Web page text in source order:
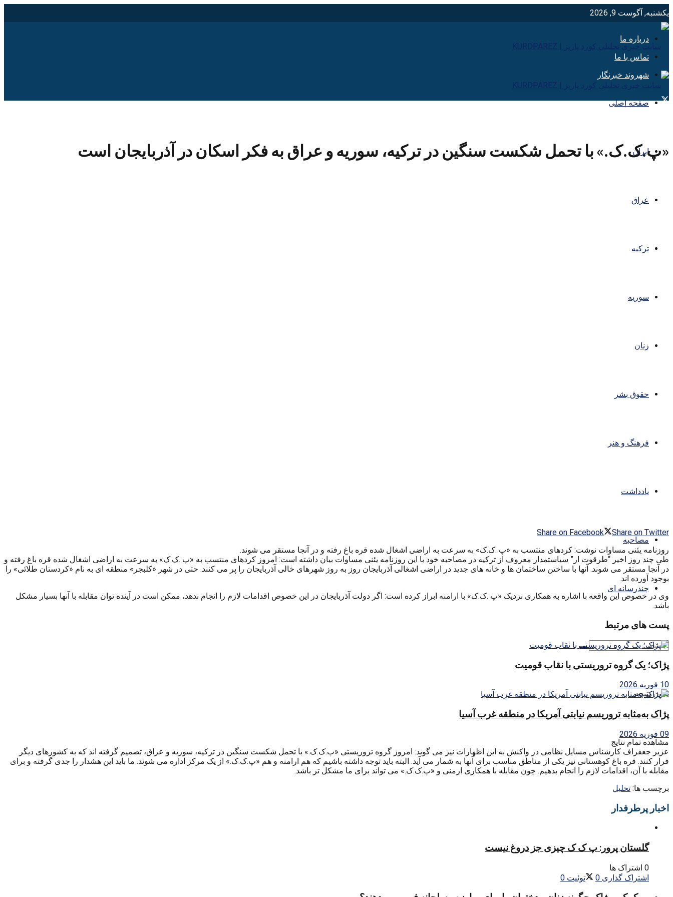
یکشنبه, آگوست 9, 2026
درباره ما
تماس با ما
شهروند خبرنگار
صفحه اصلی
ایران
عراق
ترکیه
سوریه
زنان
حقوق بشر
فرهنگ و هنر
یادداشت
مصاحبه
چندرسانه ای
بدون نتیجه
مشاهده تمام نتایج
«پ.ک.ک.» با تحمل شکست سنگین در ترکیه، سوریه و عراق به فکر اسکان در آذربایجان است
Share on Facebook
Share on Twitter
روزنامه یئنی مساوات نوشت: کردهای منتسب به «پ .ک.ک» به سرعت به اراضی اشغال شده قره باغ رفته و در آنجا مستقر می شوند.
طی چند روز اخیر “طرقوت ار” سیاستمدار معروف از ترکیه در مصاحبه خود با این روزنامه یئنی مساوات بیان داشته است: امروز کردهای منتسب به «پ .ک.ک» به سرعت به اراضی اشغال شده قره باغ رفته و
در آنجا مستقر می شوند. آنها با ساختن ساختمان ها و خانه های جدید در اراضی اشغالی آذربایجان روز به روز شهرهای خالی آذربایجان را پر می کنند. حتی در شهر «کلبجر» منطقه ای به نام «کردستان طلائی» را
بوجود آورده اند.
وی در خصوص این واقعه با اشاره به همکاری نزدیک «پ .ک.ک» با ارامنه ابراز کرده است: اگر دولت آذربایجان در این خصوص اقدامات لازم را انجام ندهد، ممکن است در آینده توان مقابله با آنها بسیار مشکل
باشد.
پست های مرتبط
پژاک؛ یک گروه تروریستی با نقاب قومیت
10 فوریه 2026
پژاک به‌مثابه تروریسم نیابتی آمریکا در منطقه غرب آسیا
09 فوریه 2026
عزیر جعفراف کارشناس مسایل نظامی در واکنش به این اظهارات نیز می گوید: امروز گروه تروریستی «پ.ک.ک.» با تحمل شکست سنگین در ترکیه، سوریه و عراق، تصمیم گرفته اند که به کشورهای دیگر
فرار کنند. قره باغ کوهستانی نیز یکی از مناطق مناسب برای آنها به شمار می آید. البته باید توجه داشته باشیم که هم ارامنه و هم «پ.ک.ک.» از یک مرکز اداره می شوند. ما باید این هشدار را جدی گرفته و برای
مقابله با آن، اقدامات لازم را انجام بدهیم. چون مقابله با همکاری ارمنی و «پ.ک.ک.» می تواند برای ما مشکل تر باشد.
برچسب ها: تحليل
اخبار پرطرفدار
گلستان پرور: پ ک ک چیزی جز دروغ نیست
0 اشتراک ها
اشتراک گذاری 0 توئیت 0